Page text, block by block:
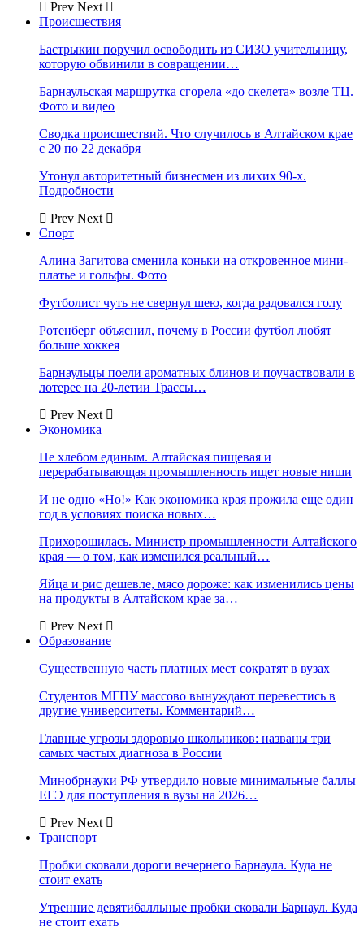
Prev Next
Происшествия
Бастрыкин поручил освободить из СИЗО учительницу,
которую обвинили в совращении…
Барнаульская маршрутка сгорела «до скелета» возле ТЦ.
Фото и видео
Сводка происшествий. Что случилось в Алтайском крае
с 20 по 22 декабря
Утонул авторитетный бизнесмен из лихих 90-х.
Подробности
Prev Next
Спорт
Алина Загитова сменила коньки на откровенное мини-
платье и гольфы. Фото
Футболист чуть не свернул шею, когда радовался голу
Ротенберг объяснил, почему в России футбол любят
больше хоккея
Барнаульцы поели ароматных блинов и поучаствовали в
лотерее на 20-летии Трассы…
Prev Next
Экономика
Не хлебом единым. Алтайская пищевая и
перерабатывающая промышленность ищет новые ниши
И не одно «Но!» Как экономика края прожила еще один
год в условиях поиска новых…
Прихорошилась. Министр промышленности Алтайского
края — о том, как изменился реальный…
Яйца и рис дешевле, мясо дороже: как изменились цены
на продукты в Алтайском крае за…
Prev Next
Образование
Существенную часть платных мест сократят в вузах
Студентов МГПУ массово вынуждают перевестись в
другие университеты. Комментарий…
Главные угрозы здоровью школьников: названы три
самых частых диагноза в России
Минобрнауки РФ утвердило новые минимальные баллы
ЕГЭ для поступления в вузы на 2026…
Prev Next
Транспорт
Пробки сковали дороги вечернего Барнаула. Куда не
стоит ехать
Утренние девятибалльные пробки сковали Барнаул. Куда
не стоит ехать